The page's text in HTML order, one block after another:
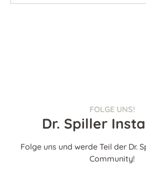
FOLGE UNS!
Dr. Spiller
Folge uns und werde Teil der Dr.
Community!